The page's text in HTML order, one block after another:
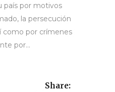
país por motivos
la persecución
como por crímenes
por...
Share: